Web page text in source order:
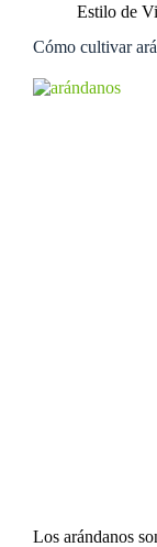
Estilo de
Cómo cultivar
Los arándanos